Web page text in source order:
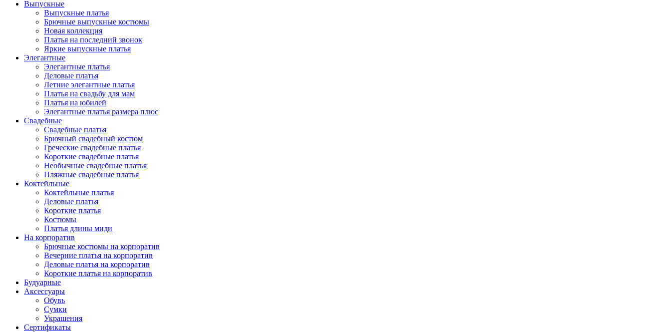
Выпускные
Выпускные платья
Брючные выпускные костюмы
Новая коллекция
Платья на последний звонок
Яркие выпускные платья
Элегантные
Элегантные платья
Деловые платья
Летние элегантные платья
Платья на свадьбу для мам
Платья на юбилей
Элегантные платья размера плюс
Свадебные
Свадебные платья
Брючный свадебный костюм
Греческие свадебные платья
Короткие свадебные платья
Необычные свадебные платья
Пляжные свадебные платья
Коктейльные
Коктейльные платья
Деловые платья
Короткие платья
Костюмы
Платья длины миди
На корпоратив
Брючные костюмы на корпоратив
Вечерние платья на корпоратив
Деловые платья на корпоратив
Короткие платья на корпоратив
Будуарные
Аксессуары
Обувь
Сумки
Украшения
Сертификаты